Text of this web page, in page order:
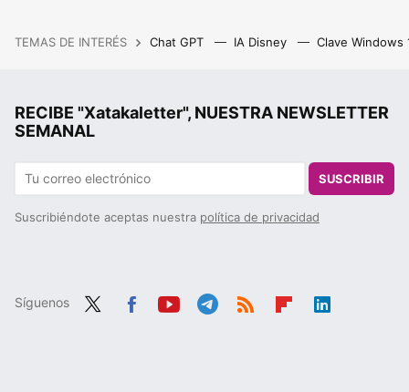
TEMAS DE INTERÉS Chat GPT IA Disney Clave Windows
RECIBE "Xatakaletter", NUESTRA NEWSLETTER
SEMANAL
SUSCRIBIR
Suscribiéndote aceptas nuestra política de privacidad
Síguenos